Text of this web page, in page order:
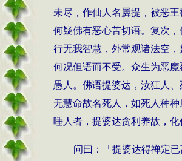
未尽，作仙人名羼提，被恶
何疑佛有恶心苦切语。复次
行无我智慧，外常观诸法空
何况但语而不受。众生为恶
愚人。佛语提婆达，汝狂人
无慧命故名死人，如死人种
唾人者，提婆达贪利养故，
问曰：「提婆达得禅定